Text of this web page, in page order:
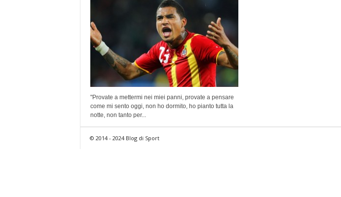
"Provate a mettermi nei miei panni, provate a pensare
come mi sento oggi, non ho dormito, ho pianto tutta la
notte, non tanto per...
© 2014 - 2024 Blog di Sport